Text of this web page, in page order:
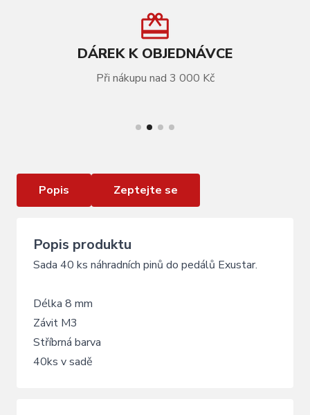
DÁREK K OBJEDNÁVCE
Při nákupu nad 3 000 Kč
Popis Zeptejte se
Popis produktu
Sada 40 ks náhradních pinů do pedálů Exustar.
Délka 8 mm
Závit M3
Stříbrná barva
40ks v sadě